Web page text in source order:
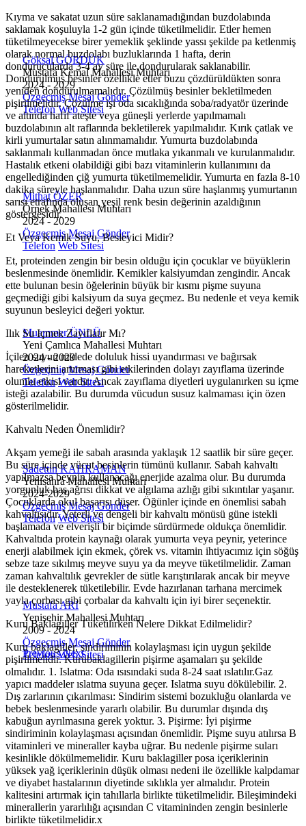
Göksal GÖRDÜK
Mustafa Kemal Mahallesi Muhtarı
2024 - 2029
Özgeçmiş Mesaj Gönder
Telefon Web Sitesi
Mithat ÖZER
Örnek Mahallesi Muhtarı
2024 - 2029
Özgeçmiş Mesaj Gönder
Telefon Web Sitesi
Muammer ÜNLÜ
Yeni Çamlıca Mahallesi Muhtarı
2024 - 2029
Özgeçmiş Mesaj Gönder
Telefon Web Sitesi
Sadettin KAHRAMAN
Yenisahra Mahallesi Muhtarı
2024-2029
Özgeçmiş Mesaj Gönder
Telefon Web Sitesi
Mustafa ARI
Yenişehir Mahallesi Muhtarı
2009 - 2024
Özgeçmiş Mesaj Gönder
Telefon Web Sitesi
Previous Next
Kıyma ve sakatat uzun süre saklanamadığından buzdolabında
saklamak koşuluyla 1-2 gün içinde tüketilmelidir. Etler hemen
tüketilmeyecekse birer yemeklik şeklinde yassı şekilde pa ketlenmiş
olarak normal buzdolabı buzluklarında 1 hafta, derin
dondurucularda 3-4 ay süre ile dondurularak saklanabilir.
Dondurulmuş besinler özellikle etler buzu çözdürüldükten sonra
yeniden dondurulmamalıdır. Çözülmüş besinler bekletilmeden
pişirilmelidir. Çözülme işi oda sıcaklığında soba/radyatör üzerinde
ve altında hafif ateşte veya güneşli yerlerde yapılmamalı
buzdolabının alt raflarında bekletilerek yapılmalıdır. Kırık çatlak ve
kirli yumurtalar satın alınmamalıdır. Yumurta buzdolabında
saklanmalı kullanmadan önce mutlaka yıkanmalı ve kurulanmalıdır.
Hastalık etkeni olabildiği gibi bazı vitaminlerin kullanımını da
engellediğinden çiğ yumurta tüketilmemelidir. Yumurta en fazla 8-10
dakika süreyle haşlanmalıdır. Daha uzun süre haşlanmış yumurtanın
sarısı etrafında oluşan yeşil renk besin değerinin azaldığının
göstergesidir.
Et Veya Kemik Suyu, Besleyici Midir?
Et, proteinden zengin bir besin olduğu için çocuklar ve büyüklerin
beslenmesinde önemlidir. Kemikler kalsiyumdan zengindir. Ancak
ette bulunan besin öğelerinin büyük bir kısmı pişme suyuna
geçmediği gibi kalsiyum da suya geçmez. Bu nedenle et veya kemik
suyunun besleyici değeri yoktur.
Ilık Su Içmek Zayıflatır Mı?
İçilen suyun midede doluluk hissi uyandırması ve bağırsak
hareketlerini artırması gibi etkilerinden dolayı zayıflama üzerinde
olumlu etkisi vardır. Ancak zayıflama diyetleri uygulanırken su içme
isteği azalabilir. Bu durumda vücudun susuz kalmaması için özen
gösterilmelidir.
Kahvaltı Neden Önemlidir?
Akşam yemeği ile sabah arasında yaklaşık 12 saatlik bir süre geçer.
Bu süre içinde vücut besinlerin tümünü kullanır. Sabah kahvaltı
yapılmazsa beynin kullanacağı enerjide azalma olur. Bu durumda
yorgunluk baş ağrısı dikkat ve algılama azlığı gibi sıkıntılar yaşanır.
Çocuklarda okul başarısı düşer. Öğünler içinde en önemlisi sabah
kahvaltısıdır. Yeterli ve dengeli bir kahvaltı mönüsü güne istekli
başlamada ve elverişli bir biçimde sürdürmede oldukça önemlidir.
Kahvaltıda protein kaynağı olarak yumurta veya peynir, yeterince
enerji alabilmek için ekmek, çörek vs. vitamin ihtiyacımız için söğüş
sebze taze sıkılmış meyve suyu ya da meyve tüketilmelidir. Zaman
zaman kahvaltılık gevrekler de sütle karıştırılarak ancak bir meyve
ile desteklenerek tüketilebilir. Evde hazırlanan tarhana mercimek
yayla çorbası gibi çorbalar da kahvaltı için iyi birer seçenektir.
Kuru Baklagiller Tüketilirken Nelere Dikkat Edilmelidir?
Kuru baklagiller, sindiriminin kolaylaşması için uygun şekilde
pişirilmelidir. Kurubaklagillerin pişirme aşamaları şu şekilde
olmalıdır. 1. Islatma: Oda ısısındaki suda 8-24 saat ıslatılır.Gaz
yapıcı maddeler ıslatma suyuna geçer. Islatma suyu dökülebilir. 2.
Dış zarlarının çıkarılması: Sindirim sistemi bozukluğu olanlarda ve
bebek beslenmesinde yararlı olabilir. Bu durumlar dışında dış
kabuğun ayrılmasına gerek yoktur. 3. Pişirme: İyi pişirme
sindiriminin kolaylaşması açısından önemlidir. Pişme suyu atılırsa B
vitaminleri ve mineraller kayba uğrar. Bu nedenle pişirme suları
kesinlikle dökülmemelidir. Kuru baklagiller posa içeriklerinin
yüksek yağ içeriklerinin düşük olması nedeni ile özellikle kalpdamar
ve diyabet hastalarının diyetinde sıklıkla yer almalıdır. Protein
kalitesini artırmak için tahıllarla birlikte tüketilmelidir. Bileşimindeki
minerallerin yararlılığı açısından C vitamininden zengin besinlerle
birlikte tüketilmelidir.x